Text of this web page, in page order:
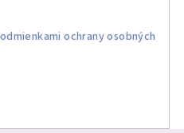
ochrany osobných